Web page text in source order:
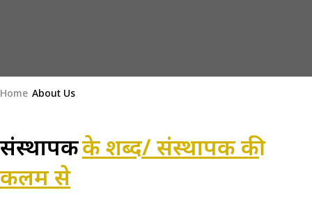
Home About Us
संस्थापकके शब्द/ संस्थापक की
कलम से